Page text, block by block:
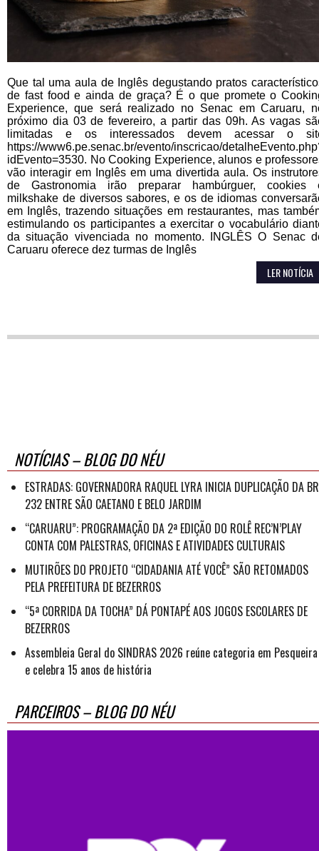
Que tal uma aula de Inglês degustando pratos
de fast food e ainda de graça? É o que promete o
Experience, que será realizado no Senac em Caruaru,
próximo dia 03 de fevereiro, a partir das 09h. As vagas
limitadas e os interessados devem acessar o
https://www6.pe.senac.br/evento/inscricao/
idEvento=3530. No Cooking Experience, alunos e
vão interagir em Inglês em uma divertida aula. Os
de Gastronomia irão preparar hambúrguer, cookies
milkshake de diversos sabores, e os de idiomas
em Inglês, trazendo situações em restaurantes, mas
estimulando os participantes a exercitar o vocabulário
da situação vivenciada no momento. INGLÊS O Senac
Caruaru oferece dez turmas de Inglês
LER NOTÍCIA
NOTÍCIAS – BLOG DO NÉU
ESTRADAS: GOVERNADORA RAQUEL LYRA INICIA DUPLICAÇÃO DA
232 ENTRE SÃO CAETANO E BELO JARDIM
“CARUARU”: PROGRAMAÇÃO DA 2ª EDIÇÃO DO ROLÊ REC’N’PLAY
CONTA COM PALESTRAS, OFICINAS E ATIVIDADES CULTURAIS
MUTIRÕES DO PROJETO “CIDADANIA ATÉ VOCÊ” SÃO RETOMADOS
PELA PREFEITURA DE BEZERROS
“5ª CORRIDA DA TOCHA” DÁ PONTAPÉ AOS JOGOS ESCOLARES DE
BEZERROS
Assembleia Geral do SINDRAS 2026 reúne categoria em Pesqueira
e celebra 15 anos de história
PARCEIROS – BLOG DO NÉU